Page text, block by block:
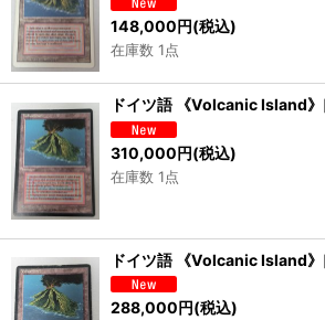
148,000円(税込)
在庫数 1点
ドイツ語 《Volcanic Island
310,000円(税込)
在庫数 1点
ドイツ語 《Volcanic Island
288,000円(税込)